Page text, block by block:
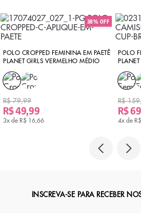
38% OFF
POLO CROPPED FEMININA EM PAETÊ
PLANET GIRLS VERMELHO MÉDIO
R$ 79,99
R$ 49,99
3x de R$ 16,66
POLO
R$
R$
4x de
INSCREVA-SE PARA RECEBER